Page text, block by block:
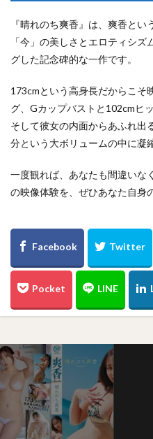
『晴れのち爽香』は、爽香と
「今」の美しさとエロティシ
グした記念碑的な一作です。
173cmという高身長だからこそ
グ、Gカップバストと102cmヒ
そして彼女の内面からあふれ出
分という大ボリュームの中に凝
一度観れば、あなたも間違いな
の映像体験を、ぜひあなた自身